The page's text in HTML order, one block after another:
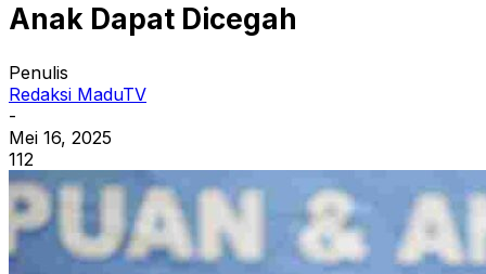
Anak Dapat Dicegah
Penulis
Redaksi MaduTV
-
Mei 16, 2025
112